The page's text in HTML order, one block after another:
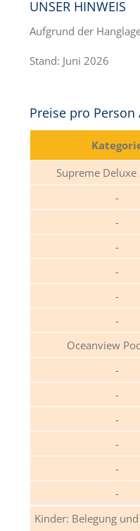
UNSER HINWEIS
Aufgrund der
Stand: Juni 2026
Preise pro
Supreme Deluxe
Oceanview
Kinder: Belegung